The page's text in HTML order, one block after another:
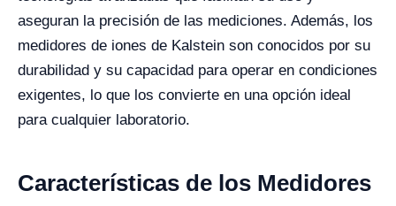
aseguran la precisión de las mediciones. Además, los
medidores de iones de Kalstein son conocidos por su
durabilidad y su capacidad para operar en condiciones
exigentes, lo que los convierte en una opción ideal
para cualquier laboratorio.
Características de los Medidores